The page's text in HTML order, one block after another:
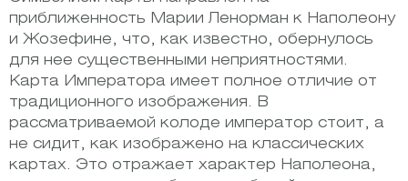
приближенность Марии Ленорман к Наполеону
и Жозефине, что, как известно, обернулось
для нее существенными неприятностями.
Карта Императора имеет полное отличие от
традиционного изображения. В
рассматриваемой колоде император стоит, а
не сидит, как изображено на классических
картах. Это отражает характер Наполеона,